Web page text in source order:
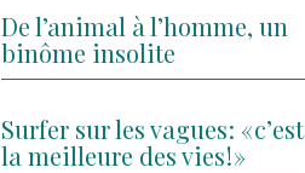
De l’animal à l’homme, un
binôme insolite
Surfer sur les vagues : « c’est
la meilleure des vies ! »